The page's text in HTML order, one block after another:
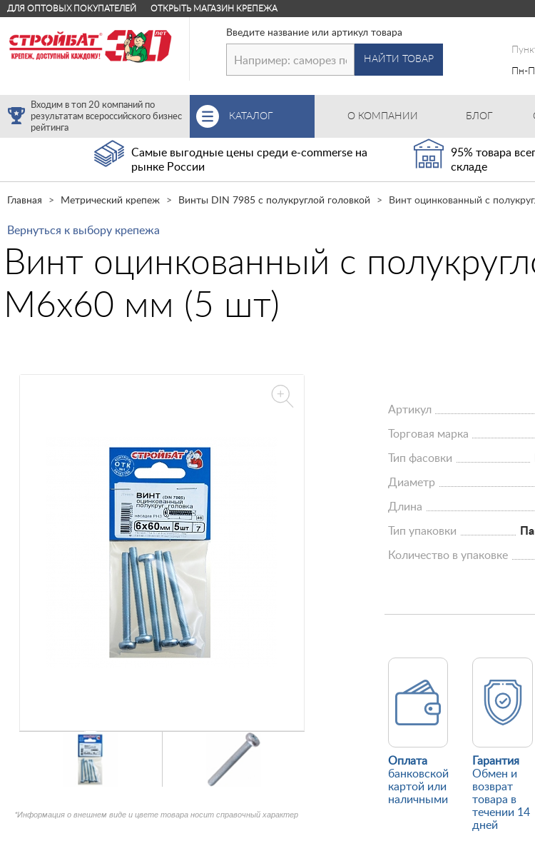
ДЛЯ ОПТОВЫХ ПОКУПАТЕЛЕЙ ОТКРЫТЬ МАГАЗИН КРЕПЕЖА
Введите название или артикул товара
НАЙТИ ТОВАР
Пн-
Входим в топ 20 компаний по
результатам всероссийского бизнес
рейтинга
КАТАЛОГ О КОМПАНИИ БЛОГ
Самые выгодные цены среди e-commerse на
рынке России
95% товара
складе
Главная Метрический крепеж Винты DIN 7985 с полукруглой головкой Винт оцинкованный с
Вернуться к выбору крепежа
Винт оцинкованный с
М6х60 мм (5 шт)
*Информация о внешнем виде и цвете товара носит справочный характер
Артикул
Торговая марка
Тип фасовки
Диаметр
Длина
Тип упаковки
Количество в упаковке
Оплата
банковской
картой или
наличными
Гарантия
Обмен и
возврат
товара в
течении 14
дней